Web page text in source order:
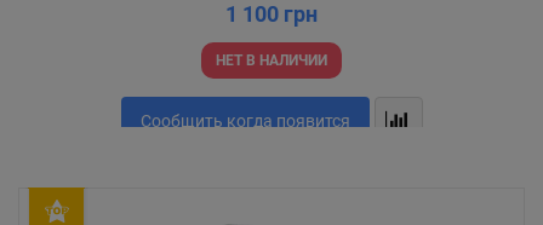
1 100 грн
НЕТ В НАЛИЧИИ
Сообщить когда появится